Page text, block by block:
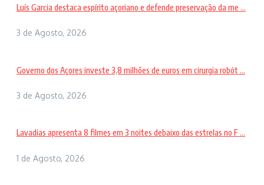
Luís Garcia destaca espírito açoriano e defende preservação da me ...
3 de Agosto, 2026
Governo dos Açores investe 3,8 milhões de euros em cirurgia robót ...
3 de Agosto, 2026
Lavadias apresenta 8 filmes em 3 noites debaixo das estrelas no F ...
1 de Agosto, 2026